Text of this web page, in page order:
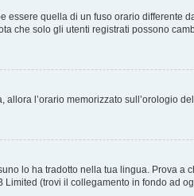
essere quella di un fuso orario
che solo gli utenti registrati possono
l’orario memorizzato sull’orologio
lo ha tradotto nella tua lingua. Prova
(trovi il collegamento in fondo ad